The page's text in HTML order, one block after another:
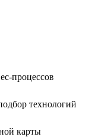
процессов
технологий
карты